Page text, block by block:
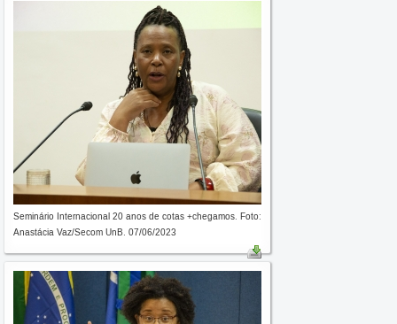
Seminário Internacional 20 anos de cotas +chegamos. Foto:
Anastácia Vaz/Secom UnB. 07/06/2023